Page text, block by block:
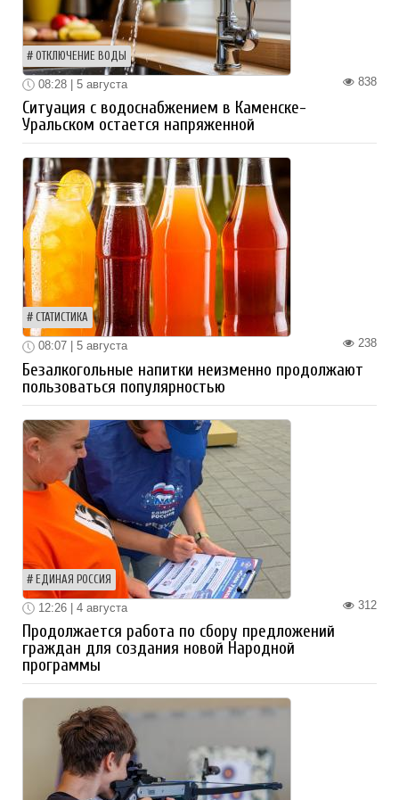
ОТКЛЮЧЕНИЕ ВОДЫ
838
08:28 | 5 августа
Ситуация с водоснабжением в Каменске-
Уральском остается напряженной
СТАТИСТИКА
238
08:07 | 5 августа
Безалкогольные напитки неизменно продолжают
пользоваться популярностью
ЕДИНАЯ РОССИЯ
312
12:26 | 4 августа
Продолжается работа по сбору предложений
граждан для создания новой Народной
программы